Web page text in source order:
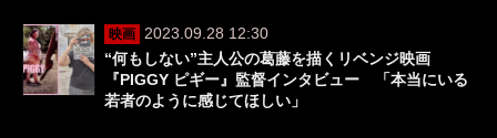
映画
2023.09.28 12:30
“何もしない”主人公の葛藤を描くリベンジ映画
『PIGGY ピギー』監督インタビュー 「本当にいる
若者のように感じてほしい」